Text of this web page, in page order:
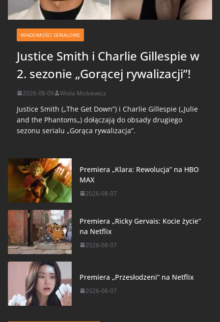
WIADOMOŚCI SERIALOWE
Justice Smith i Charlie Gillespie w
2. sezonie „Gorącej rywalizacji”!
2026-08-09 Wiola Mickiewicz
Justice Smith („The Get Down”) i Charlie Gillespie („Julie
and the Phantoms„) dołączają do obsady drugiego
sezonu serialu „Gorąca rywalizacja”.
Premiera „Klara: Rewolucja” na HBO
MAX
2026-08-07
Premiera „Ricky Gervais: Kocie życie”
na Netflix
2026-08-07
Premiera „Przesłodzeni” na Netflix
2026-08-07